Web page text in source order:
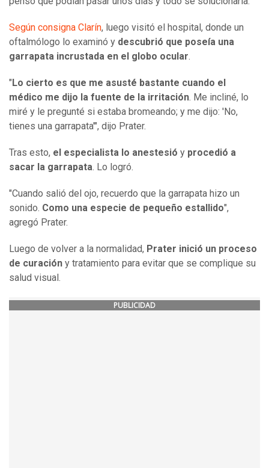
Según consigna Clarín, luego visitó el hospital, donde un
oftalmólogo lo examinó y descubrió que poseía una
garrapata incrustada en el globo ocular.
" Lo cierto es que me asusté bastante cuando el
médico me dijo la fuente de la irritación. Me incliné, lo
miré y le pregunté si estaba bromeando; y me dijo: 'No,
tienes una garrapata'", dijo Prater.
Tras esto, el especialista lo anestesió y procedió a
sacar la garrapata. Lo logró.
"Cuando salió del ojo, recuerdo que la garrapata hizo un
sonido. Como una especie de pequeño estallido",
agregó Prater.
Luego de volver a la normalidad, Prater inició un proceso
de curación y tratamiento para evitar que se complique su
salud visual.
PUBLICIDAD